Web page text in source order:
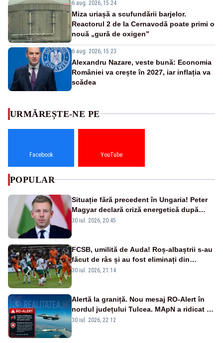
6 aug. 2026, 15:24
Miza uriașă a scufundării barjelor.
Reactorul 2 de la Cernavodă poate primi o
nouă „gură de oxigen”
6 aug. 2026, 15:23
Alexandru Nazare, veste bună: Economia
României va crește în 2027, iar inflația va
scădea
URMĂREȘTE-NE PE
Facebook YouTube
POPULAR
Situație fără precedent în Ungaria! Peter
Magyar declară criză energetică după
oprirea centralei de la Paks
30 iul. 2026, 20:45
FCSB, umilită de Auda! Roș-albaștrii s-au
făcut de râs și au fost eliminați din
Conference League
30 iul. 2026, 21:14
Alertă la graniță. Nou mesaj RO-Alert în
nordul județului Tulcea. MApN a ridicat de
la sol două avioane F-16
30 iul. 2026, 22:12